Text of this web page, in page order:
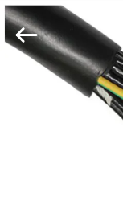
MAISON
Qingdao
Yilan
Cable
Co.,
Ltd..